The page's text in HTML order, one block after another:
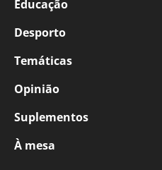
Educação
Desporto
Temáticas
Opinião
Suplementos
À mesa